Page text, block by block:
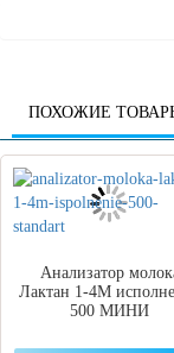
ПОХОЖИЕ
Анализатор
Лактан 1-4М
500 МИНИ